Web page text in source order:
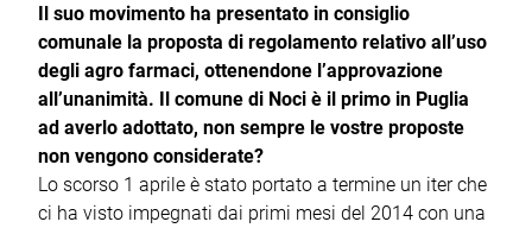
Il suo movimento ha presentato in consiglio
comunale la proposta di regolamento relativo all’uso
degli agro farmaci, ottenendone l’approvazione
all’unanimità. Il comune di Noci è il primo in Puglia
ad averlo adottato, non sempre le vostre proposte
non vengono considerate?
Lo scorso 1 aprile è stato portato a termine un iter che
ci ha visto impegnati dai primi mesi del 2014 con una